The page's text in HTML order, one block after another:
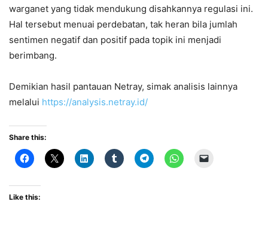
warganet yang tidak mendukung disahkannya regulasi ini.
Hal tersebut menuai perdebatan, tak heran bila jumlah
sentimen negatif dan positif pada topik ini menjadi
berimbang.
Demikian hasil pantauan Netray, simak analisis lainnya
melalui https://analysis.netray.id/
Share this:
Like this: